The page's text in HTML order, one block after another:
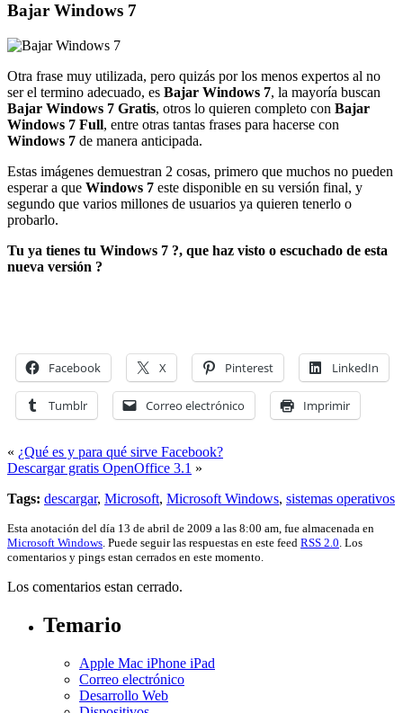
Bajar Windows 7
Otra frase muy utilizada, pero quizás por los menos expertos al no
ser el termino adecuado, es Bajar Windows 7, la mayoría buscan
Bajar Windows 7 Gratis, otros lo quieren completo con Bajar
Windows 7 Full, entre otras tantas frases para hacerse con
Windows 7 de manera anticipada.
Estas imágenes demuestran 2 cosas, primero que muchos no pueden
esperar a que Windows 7 este disponible en su versión final, y
segundo que varios millones de usuarios ya quieren tenerlo o
probarlo.
Tu ya tienes tu Windows 7 ?, que haz visto o escuchado de esta
nueva versión ?
Facebook X Pinterest LinkedIn
Tumblr Correo electrónico Imprimir
« ¿Qué es y para qué sirve Facebook?
Descargar gratis OpenOffice 3.1 »
Tags: descargar, Microsoft, Microsoft Windows, sistemas operativos
Esta anotación del día 13 de abril de 2009 a las 8:00 am, fue almacenada en
Microsoft Windows. Puede seguir las respuestas en este feed RSS 2.0. Los
comentarios y pings estan cerrados en este momento.
Los comentarios estan cerrado.
Temario
Apple Mac iPhone iPad
Correo electrónico
Desarrollo Web